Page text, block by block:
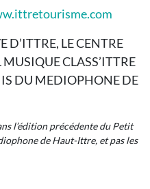
D’ITTRE, LE CENTRE
MUSIQUE CLASS’ITTRE
DU MEDIOPHONE DE
l’édition précédente du Petit
de Haut-Ittre, et pas les